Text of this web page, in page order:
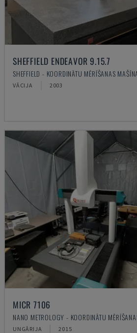
SHEFFIELD ENDEAVOR 9.15.7
SHEFFIELD - KOORDINĀTU MĒRĪŠANAS
VĀCIJA 2003
MICR 7106
NANO METROLOGY - KOORDINĀTU
UNGĀRIJA 2015